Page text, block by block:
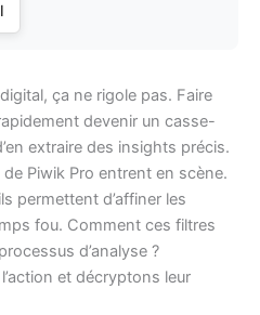
ça ne rigole pas. Faire
devenir un casse-
extraire des insights précis.
de Piwik Pro entrent en scène.
permettent d’affiner les
fou. Comment ces filtres
d’analyse ?
et décryptons leur